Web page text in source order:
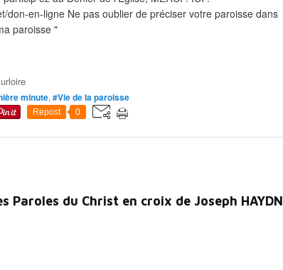
don-en-ligne Ne pas oublier de préciser votre paroisse dans
paroisse "
minute, #Vie de la paroisse
Repost 0
Paroles du Christ en croix de Joseph HAYDN